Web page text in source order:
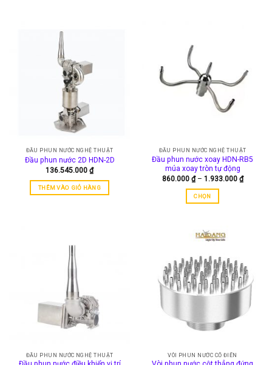
biến
thể.
Các
chọn
có
thể
chọn
trên
sản
ĐẦU PHUN NƯỚC NGHỆ THUẬT
Đầu phun nước 2D HDN-2D
136.545.000 ₫
THÊM VÀO GIỎ HÀNG
ĐẦU PHUN NƯỚC NGHỆ THUẬT
Đầu phun nước xoay HDN-RB5
múa xoay tròn tự động
860.000 ₫ – 1.933.000 ₫Khoảng
CHỌN
này
có
nhiều
biến
thể.
Các
có
chọn
ĐẦU PHUN NƯỚC NGHỆ THUẬT VÒI PHUN NƯỚC CỔ ĐIỂN